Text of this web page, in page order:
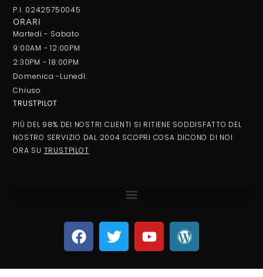
P.I. 02425750045
ORARI
Martedi - Sabato
9:00AM - 12:00PM
2:30PM - 18:00PM
Domenica -Lunedì:
Chiuso
TRUSTPILOT
PIÙ DEL 98% DEI NOSTRI CLIENTI SI RITIENE SODDISFATTO DEL
NOSTRO SERVIZIO DAL 2004 SCOPRI COSA DICONO DI NOI
ORA SU TRUSTPILOT